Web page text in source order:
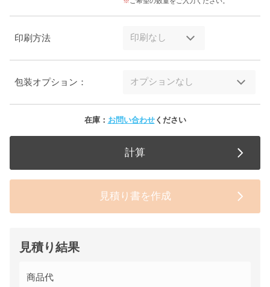
印刷方法
包装オプション：
在庫： お問い合わせください
計算
見積り書を作成
見積り結果
商品代